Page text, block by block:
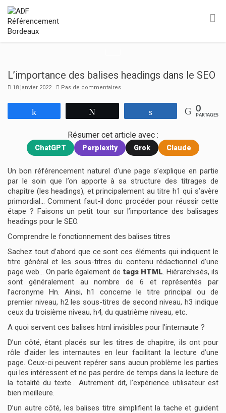
L’importance des balises headings dans le SEO
18 janvier 2022 Pas de commentaires
Partagez 0
PARTAGES
Résumer cet article avec :
ChatGPT Perplexity Grok Claude
Un bon référencement naturel d’une page s’explique en partie
par le soin que l’on apporte à sa structure des titrages de
chapitre (les headings), et principalement au titre h1 qui s’avère
primordial… Comment faut-il donc procéder pour réussir cette
étape ? Faisons un petit tour sur l’importance des balisages
headings pour le SEO.
Comprendre le fonctionnement des balises titres
Sachez tout d’abord que ce sont ces éléments qui indiquent le
titre général et les sous-titres du contenu rédactionnel d’une
page web… On parle également de tags HTML. Hiérarchisés, ils
sont généralement au nombre de 6 et représentés par
l’acronyme Hn. Ainsi, h1 concerne le titre principal ou de
premier niveau, h2 les sous-titres de second niveau, h3 indique
ceux du troisième niveau, h4, du quatrième niveau, etc.
A quoi servent ces balises html invisibles pour l’internaute ?
D’un côté, étant placés sur les titres de chapitre, ils ont pour
rôle d’aider les internautes en leur facilitant la lecture d’une
page. Ceux-ci peuvent repérer sans aucun problème les parties
qui les intéressent et ne pas perdre de temps dans la lecture de
la totalité du texte… Autrement dit, l’expérience utilisateur est
bien meilleure.
D’un autre côté, les balises titre simplifient la tache et guident